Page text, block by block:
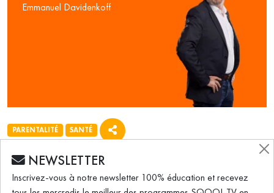
ÉMISSION DU 06.09.2024
PARENTALITÉ SANTÉ
Emmanuel Davidenkoff
NEWSLETTER
Inscrivez-vous à notre newsletter 100% éducation et recevez